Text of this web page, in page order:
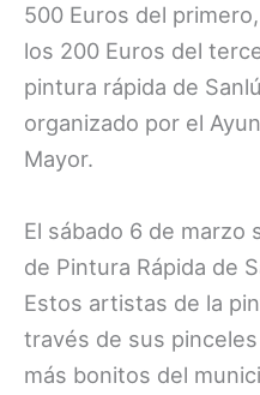
500 Euros del
los 200 Euros del
pintura rápida de
organizado por el
Mayor.
El sábado 6 de marzo
de Pintura Rápida de
Estos artistas de la
través de sus
más bonitos del